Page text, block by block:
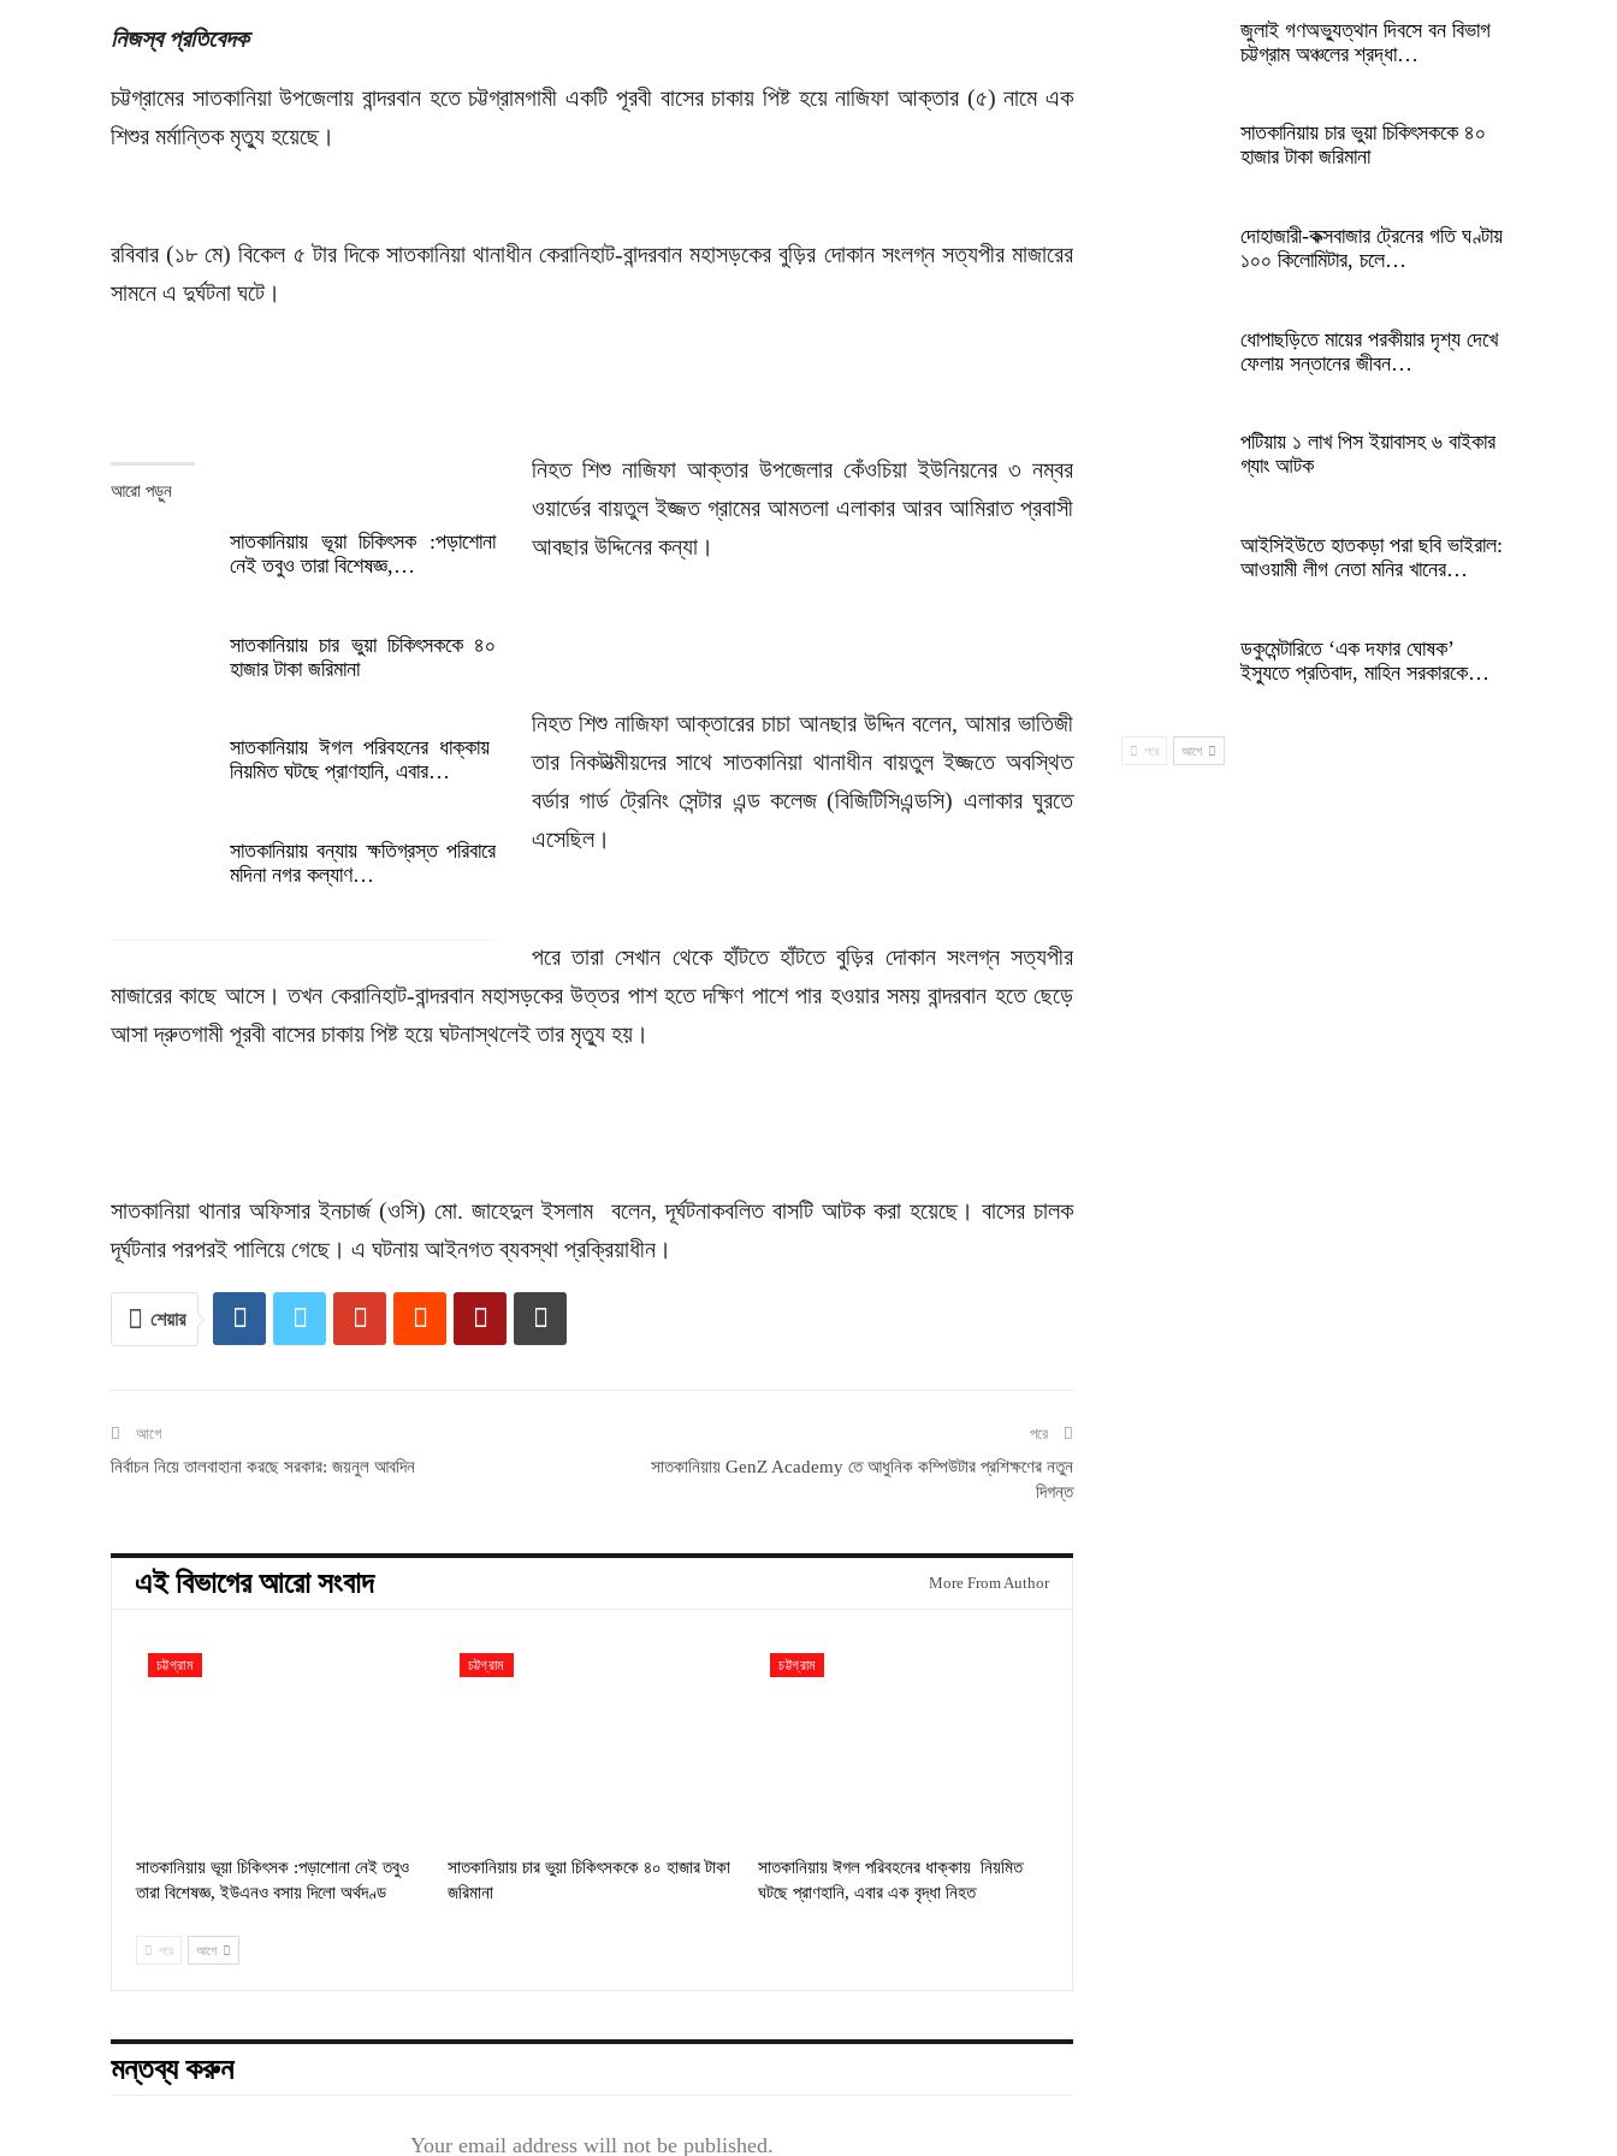
নিজস্ব প্রতিবেদক
চট্টগ্রামের সাতকানিয়া উপজেলায় বান্দরবান হতে চট্টগ্রামগামী একটি পূরবী বাসের চাকায় পিষ্ট হয়ে নাজিফা আক্তার (৫) নামে এক
শিশুর মর্মান্তিক মৃত্যু হয়েছে।
রবিবার (১৮ মে) বিকেল ৫ টার দিকে সাতকানিয়া থানাধীন কেরানিহাট-বান্দরবান মহাসড়কের বুড়ির দোকান সংলগ্ন সত্যপীর মাজারের
সামনে এ দুর্ঘটনা ঘটে।
আরো পড়ুন
সাতকানিয়ায় ভূয়া চিকিৎসক :পড়াশোনা
নেই তবুও তারা বিশেষজ্ঞ,…
সাতকানিয়ায় চার ভুয়া চিকিৎসককে ৪০
হাজার টাকা জরিমানা
সাতকানিয়ায় ঈগল পরিবহনের ধাক্কায়
নিয়মিত ঘটছে প্রাণহানি, এবার…
সাতকানিয়ায় বন্যায় ক্ষতিগ্রস্ত পরিবারে
মদিনা নগর কল্যাণ…
নিহত শিশু নাজিফা আক্তার উপজেলার কেঁওচিয়া ইউনিয়নের ৩ নম্বর
ওয়ার্ডের বায়তুল ইজ্জত গ্রামের আমতলা এলাকার আরব আমিরাত প্রবাসী
আবছার উদ্দিনের কন্যা।
নিহত শিশু নাজিফা আক্তারের চাচা আনছার উদ্দিন বলেন, আমার ভাতিজী
তার নিকটাত্মীয়দের সাথে সাতকানিয়া থানাধীন বায়তুল ইজ্জতে অবস্থিত
বর্ডার গার্ড ট্রেনিং সেন্টার এন্ড কলেজ (বিজিটিসিএন্ডসি) এলাকার ঘুরতে
এসেছিল।
পরে তারা সেখান থেকে হাঁটতে হাঁটতে বুড়ির দোকান সংলগ্ন সত্যপীর
মাজারের কাছে আসে। তখন কেরানিহাট-বান্দরবান মহাসড়কের উত্তর পাশ হতে দক্ষিণ পাশে পার হওয়ার সময় বান্দরবান হতে ছেড়ে
আসা দ্রুতগামী পূরবী বাসের চাকায় পিষ্ট হয়ে ঘটনাস্থলেই তার মৃত্যু হয়।
সাতকানিয়া থানার অফিসার ইনচার্জ (ওসি) মো. জাহেদুল ইসলাম বলেন, দূর্ঘটনাকবলিত বাসটি আটক করা হয়েছে। বাসের চালক
দূর্ঘটনার পরপরই পালিয়ে গেছে। এ ঘটনায় আইনগত ব্যবস্থা প্রক্রিয়াধীন।
শেয়ার
আগে
নির্বাচন নিয়ে তালবাহানা করছে সরকার: জয়নুল আবদিন
পরে
সাতকানিয়ায় GenZ Academy তে আধুনিক কম্পিউটার প্রশিক্ষণের নতুন
দিগন্ত
এই বিভাগের আরো সংবাদ More From Author
চট্টগ্রাম
সাতকানিয়ায় ভূয়া চিকিৎসক :পড়াশোনা নেই তবুও
তারা বিশেষজ্ঞ, ইউএনও বসায় দিলো অর্থদণ্ড
চট্টগ্রাম
সাতকানিয়ায় চার ভুয়া চিকিৎসককে ৪০ হাজার টাকা
জরিমানা
চট্টগ্রাম
সাতকানিয়ায় ঈগল পরিবহনের ধাক্কায় নিয়মিত
ঘটছে প্রাণহানি, এবার এক বৃদ্ধা নিহত
পরে আগে
মন্তব্য করুন
Your email address will not be published.
জুলাই গণঅভ্যুত্থান দিবসে বন বিভাগ
চট্টগ্রাম অঞ্চলের শ্রদ্ধা…
সাতকানিয়ায় চার ভুয়া চিকিৎসককে ৪০
হাজার টাকা জরিমানা
দোহাজারী-কক্সবাজার ট্রেনের গতি ঘণ্টায়
১০০ কিলোমিটার, চলে…
ধোপাছড়িতে মায়ের পরকীয়ার দৃশ্য দেখে
ফেলায় সন্তানের জীবন…
পটিয়ায় ১ লাখ পিস ইয়াবাসহ ৬ বাইকার
গ্যাং আটক
আইসিইউতে হাতকড়া পরা ছবি ভাইরাল:
আওয়ামী লীগ নেতা মনির খানের…
ডকুমেন্টারিতে ‘এক দফার ঘোষক’
ইস্যুতে প্রতিবাদ, মাহিন সরকারকে…
পরে আগে